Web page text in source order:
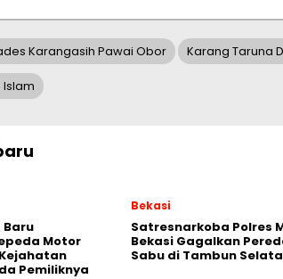
Karangasih Pawai Obor Karang Taruna
Islam
Baru
Motor
Pemiliknya
Bekasi
Satresnarkoba Polres
Bekasi Gagalkan
Sabu di Tambun